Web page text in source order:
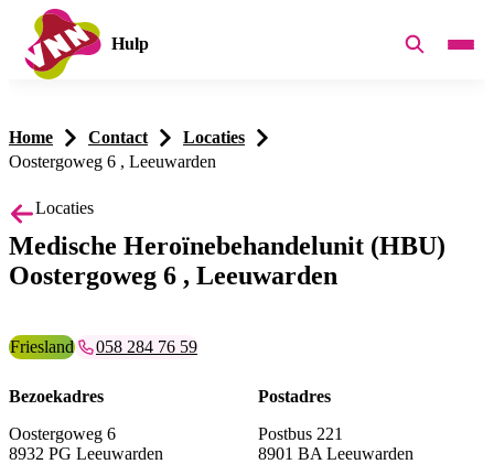
Hulp
Home Contact
Locaties
Oostergoweg 6 , Leeuwarden
Locaties
Medische Heroïnebehandelunit (HBU)
Oostergoweg 6 , Leeuwarden
Provincie:
Friesland Telefoonummer:
058 284 76 59
Bezoekadres
Oostergoweg 6
8932 PG Leeuwarden
Postadres
Postbus 221
8901 BA Leeuwarden